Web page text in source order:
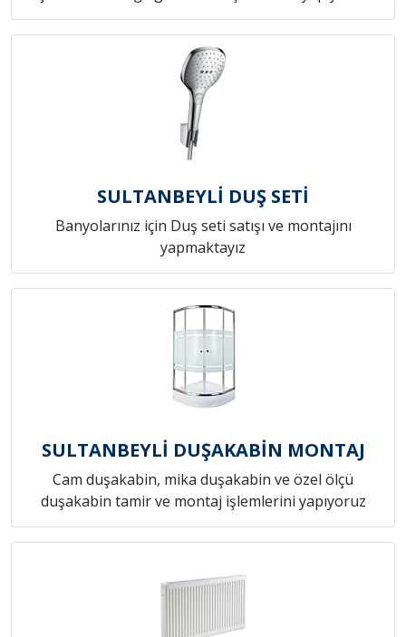
SULTANBEYLİ DUŞ SETİ
Banyolarınız için Duş seti satışı ve montajını
yapmaktayız
SULTANBEYLİ DUŞAKABİN MONTAJ
Cam duşakabin, mika duşakabin ve özel ölçü
duşakabin tamir ve montaj işlemlerini yapıyoruz